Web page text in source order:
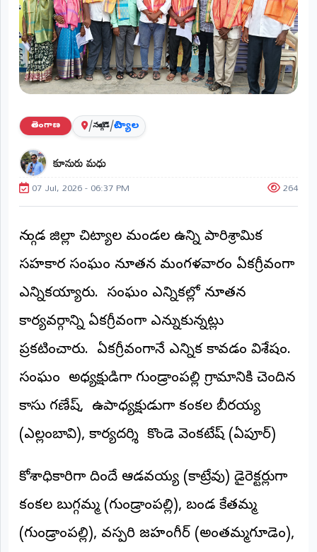
Radio)
ప్రాంతీయ
వార్తలు
(STATE)
తెలంగాణ
ఆంధ్రప్రదేశ్
ప్రధాన
విభాగాలు
(MAIN)
క్రీడలు
జాతీయం
ఆర్టీఐ
రిపోర్టర్స్
డెస్క్
DESK)
మా
రిపోర్టర్లు
రిపోర్టర్‌గా
తెలంగాణ /నల్గొండ/చిట్యాల
కూనురు మధు
07 Jul, 2026 - 06:37 PM 264
నల్గొండ జిల్లా చిట్యాల మండల ఉన్ని పారిశ్రామిక
సహకార సంఘం నూతన మంగళవారం ఏకగ్రీవంగా
ఎన్నికయ్యారు. సంఘం ఎన్నికల్లో నూతన
కార్యవర్గాన్ని ఏకగ్రీవంగా ఎన్నుకున్నట్లు
ప్రకటించారు. ఏకగ్రీవంగానే ఎన్నిక కావడం విశేషం.
సంఘం అధ్యక్షుడిగా గుండ్రాంపల్లి గ్రామానికి చెందిన
కాసు గణేష్, ఉపాధ్యక్షుడుగా కంకల బీరయ్య
(ఎల్లంబావి), ​కార్యదర్శి కొండె వెంకటేష్ (ఏపూర్)
​కోశాధికారిగా దిందే ఆడవయ్య (కాట్రేవు) డైరెక్టర్లుగా
కంకల బుగ్గమ్మ (గుండ్రాంపల్లి), బండ కేతమ్మ
(గుండ్రాంపల్లి), వస్పరి జహంగీర్ (అంతమ్మగూడెం),